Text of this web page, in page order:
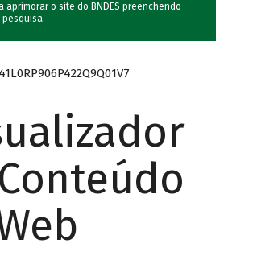
aprimorar o site do BNDES preenchendo
pesquisa.